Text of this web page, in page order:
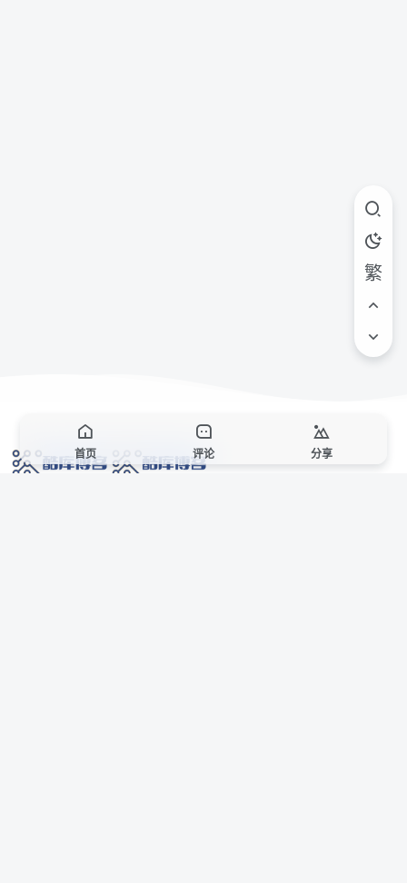
繁
首页 评论 分享